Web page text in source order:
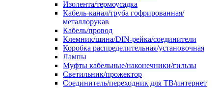
Изолента/термоусадка
Кабель-канал/труба гофрированная/
металлорукав
Кабель/провод
Клемник/шина/DIN-рейка/соединители
Коробка распределительная/установочная
Лампы
Муфты кабельные/наконечники/гильзы
Светильник/прожектор
Соединитель/переходник для ТВ/интернет